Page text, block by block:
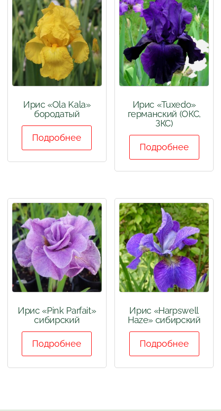
Ирис «Ola Kala»
бородатый
Подробнее
Ирис «Tuxedo»
германский (ОКС,
ЗКС)
Подробнее
Ирис «Pink Parfait»
сибирский
Подробнее
Ирис «Harpswell
Haze» сибирский
Подробнее